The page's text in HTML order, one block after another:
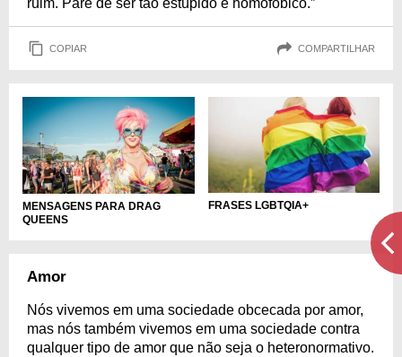
ruim. Pare de ser tão estúpido e homofóbico.”
COPIAR COMPARTILHAR
MENSAGENS PARA DRAG
QUEENS
FRASES LGBTQIA+
Amor
Nós vivemos em uma sociedade obcecada por amor,
mas nós também vivemos em uma sociedade contra
qualquer tipo de amor que não seja o heteronormativo.